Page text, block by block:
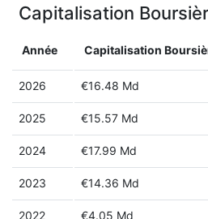
Capitalisation
Année Capitalisation
2026 €16.48 Md
2025 €15.57 Md
2024 €17.99 Md
2023 €14.36 Md
2022 €4.05 Md